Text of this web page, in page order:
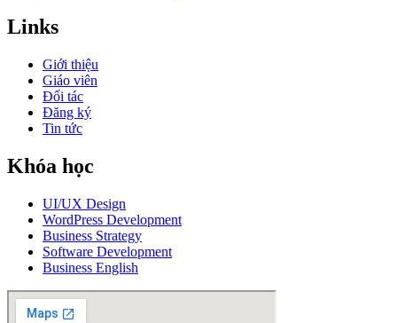
Links
Giới thiệu
Giáo viên
Đối tác
Đăng ký
Tin tức
Khóa học
UI/UX Design
WordPress Development
Business Strategy
Software Development
Business English